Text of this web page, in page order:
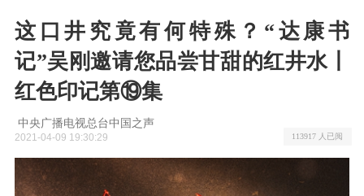
这口井究竟有何特殊？“达康书
记”吴刚邀请您品尝甘甜的红井水丨
红色印记第⑲集
​ 中央广播电视总台中国之声
2021-04-09 19:30:29 113917 人已阅